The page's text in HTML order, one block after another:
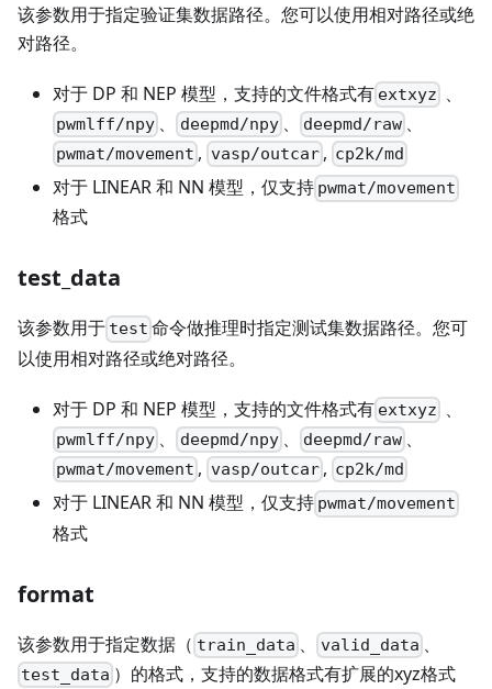
该参数用于指定验证集数据路径。您可以使用相对路径或绝
对路径。
对于 DP 和 NEP 模型，支持的文件格式有 extxyz 、
pwmlff/npy 、 deepmd/npy、 deepmd/raw 、
pwmat/movement , vasp/outcar, cp2k/md
对于 LINEAR 和 NN 模型，仅支持 pwmat/movement
格式
test_data
该参数用于 test 命令做推理时指定测试集数据路径。您可
以使用相对路径或绝对路径。
对于 DP 和 NEP 模型，支持的文件格式有 extxyz 、
pwmlff/npy 、 deepmd/npy、 deepmd/raw 、
pwmat/movement , vasp/outcar, cp2k/md
对于 LINEAR 和 NN 模型，仅支持 pwmat/movement
格式
format
该参数用于指定数据（ train_data 、 valid_data 、
test_data ）的格式，支持的数据格式有扩展的xyz格式